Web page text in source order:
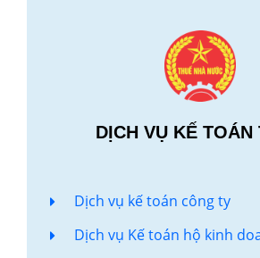
DỊCH VỤ KẾ TOÁN
Dịch vụ kế toán công ty
Dịch vụ Kế toán hộ kinh